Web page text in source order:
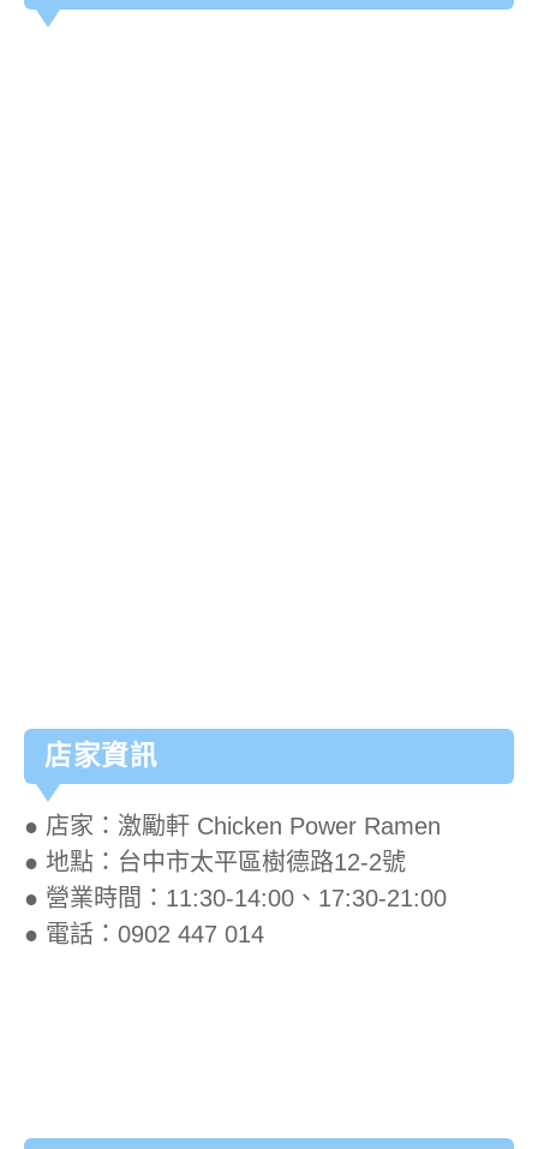
店家資訊
● 店家：激勵軒 Chicken Power Ramen
● 地點：台中市太平區樹德路12-2號
● 營業時間：11:30-14:00、17:30-21:00
● 電話：0902 447 014